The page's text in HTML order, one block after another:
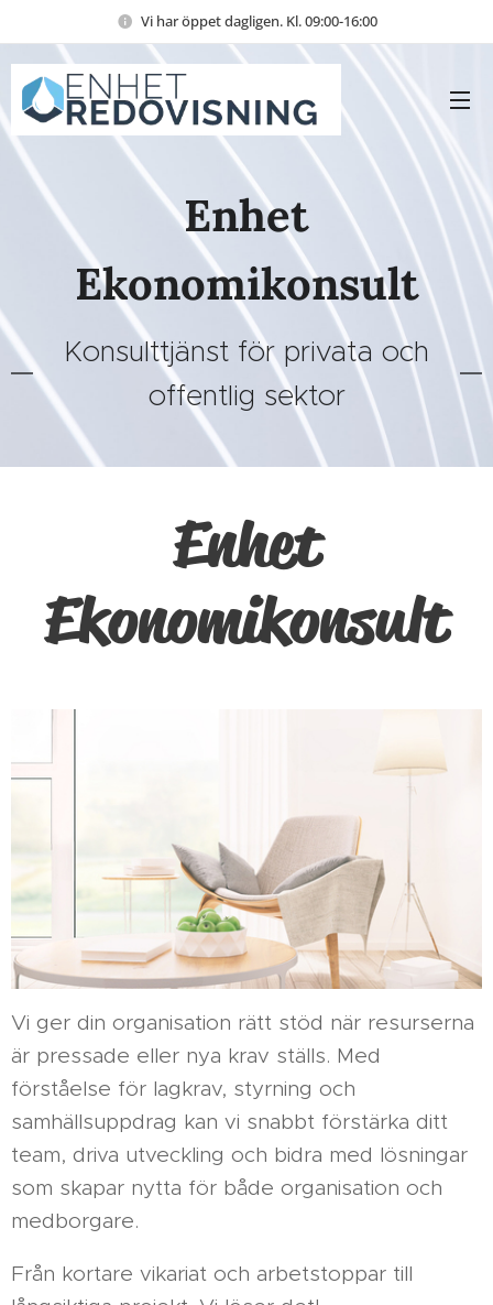
Vi har öppet dagligen. Kl. 09:00-16:00
Enhet
Ekonomikonsult
Konsulttjänst för privata och
offentlig sektor
Enhet
Ekonomikonsult
Vi ger din organisation rätt stöd när resurserna
är pressade eller nya krav ställs. Med
förståelse för lagkrav, styrning och
samhällsuppdrag kan vi snabbt förstärka ditt
team, driva utveckling och bidra med lösningar
som skapar nytta för både organisation och
medborgare.
Från kortare vikariat och arbetstoppar till